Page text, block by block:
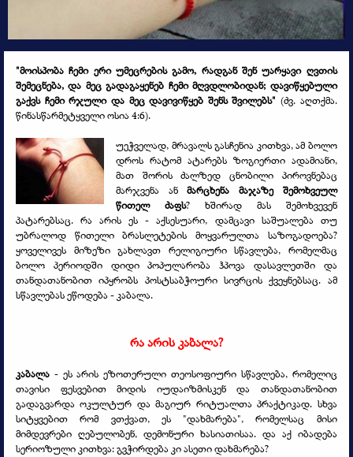
"მოისპობა ჩემი ერი უმეცრების გამო, რადგან შენ უარყავი ღვთის
შემეცნება, და მეც გადაგაყენებ ჩემი მღვდლობიდან; დავიწყებული
გაქვს ჩემი რჯული და მეც დავივიწყებ შენს შვილებს" (ძვ. აღთქმა.
წინასწარმეტყველი ოსია 4:6).
უეჭველად, მრავალს გასჩენია კითხვა, ამ ბოლო
დროს რატომ ატარებს ზოგიერთი ადამიანი,
მათ შორის ძალზედ ცნობილი პიროვნებაც
მარჯვენა ან
მარცხენა მაჯაზე შემოხვეულ
წითელ ძაფს? ხშირად მას შემოხვევენ
პატარებსაც. რა არის ეს - აქსესუარი, დამცავი საშუალება თუ
უბრალოდ წითელი ბრასლეტების მოყვარულთა საზოგადოება?
ყოველივეს მიზეზი გახლავთ რელიგიური სწავლება, რომელმაც
ბოლო პერიოდში დიდი პოპულარობა ჰპოვა დასავლეთში და
თანდათანობით იპყრობს პოსტსაბჭოური სივრცის ქვეყნებსაც. ამ
სწავლებას ეწოდება - კაბალა.
რა არის კაბალა?
კაბალა - ეს არის ეზოთერული თეოსოფიური სწავლება, რომელიც
თავისი ფესვებით მიდის იუდაიზმისკენ და თანდათანობით
გადაგვარდა ოკულტურ და მაგიურ რიტუალთა პრაქტიკად. სხვა
სიტყვებით რომ ვთქვათ, ეს "დახმარება", რომელსაც მისი
მიმდევრები ღებულობენ, დემონური ხასიათისაა. და აქ იბადება
სერიოზული კითხვა: გვჭირდება კი ასეთი დახმარება?